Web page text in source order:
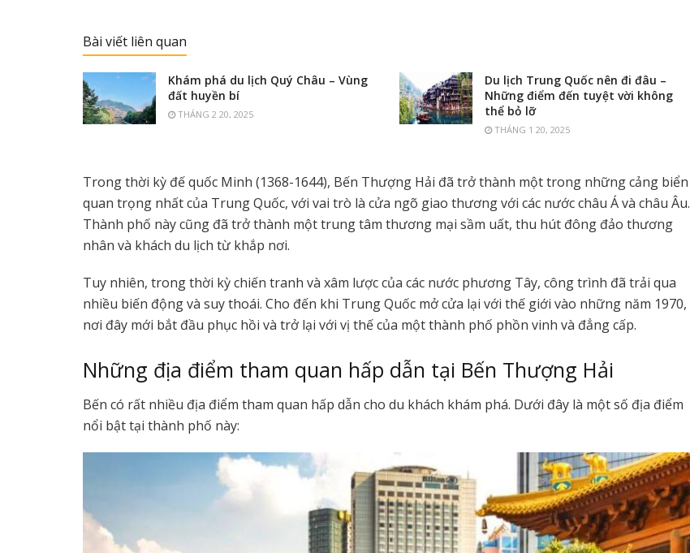
Bài viết liên quan
Khám phá du lịch Quý Châu – Vùng
đất huyền bí
THÁNG 2 20, 2025
Du lịch Trung Quốc nên đi đâu –
Những điểm đến tuyệt vời không
thể bỏ lỡ
THÁNG 1 20, 2025
Trong thời kỳ đế quốc Minh (1368-1644), Bến Thượng Hải đã trở thành một trong những cảng biển
quan trọng nhất của Trung Quốc, với vai trò là cửa ngõ giao thương với các nước châu Á và châu Âu.
Thành phố này cũng đã trở thành một trung tâm thương mại sầm uất, thu hút đông đảo thương
nhân và khách du lịch từ khắp nơi.
Tuy nhiên, trong thời kỳ chiến tranh và xâm lược của các nước phương Tây, công trình đã trải qua
nhiều biến động và suy thoái. Cho đến khi Trung Quốc mở cửa lại với thế giới vào những năm 1970,
nơi đây mới bắt đầu phục hồi và trở lại với vị thế của một thành phố phồn vinh và đẳng cấp.
Những địa điểm tham quan hấp dẫn tại Bến Thượng Hải
Bến có rất nhiều địa điểm tham quan hấp dẫn cho du khách khám phá. Dưới đây là một số địa điểm
nổi bật tại thành phố này: